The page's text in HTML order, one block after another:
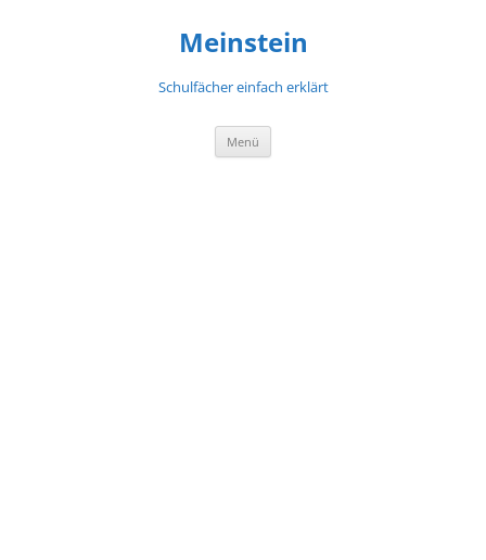
Meinstein
Schulfächer einfach erklärt
Menü